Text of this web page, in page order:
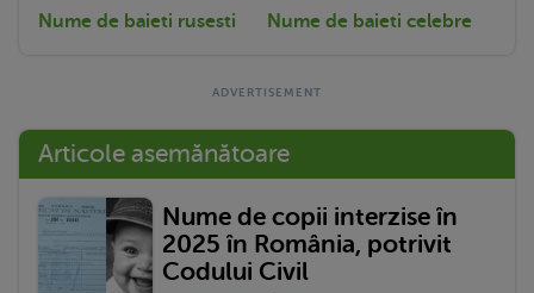
Nume de baieti rusesti
Nume de baieti celebre
Articole asemănătoare
Nume de copii interzise în
2025 în România, potrivit
Codului Civil